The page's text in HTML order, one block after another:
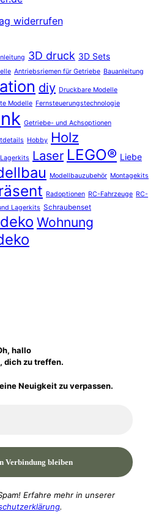
widerrufen
3D druck 3D Sets
Antriebsriemen für Getriebe Bauanleitung
diy Druckbare Modelle
Modelle Fernsteuerungstechnologie
Getriebe- und Achsoptionen
Hobby Holz
Lagerkits Laser LEGO® Liebe
Modellbauzubehör Montagekits
Radoptionen RC-Fahrzeuge RC-
Lagerkits Schraubenset
Wohnung
hallo
dich zu treffen.
Neuigkeit zu verpassen.
Erfahre mehr in unserer
.